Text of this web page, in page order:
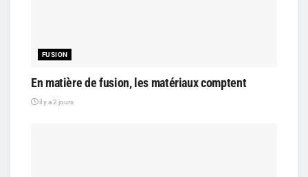
FUSION
En matière de fusion, les matériaux comptent
il y a 2 jours